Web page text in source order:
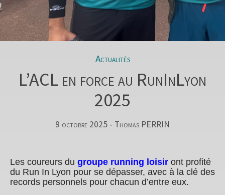
Actualités
L’ACL en force au RunInLyon
2025
9 octobre 2025 - Thomas PERRIN
Les coureurs du groupe running loisir ont profité
du Run In Lyon pour se dépasser, avec à la clé des
records personnels pour chacun d’entre eux.